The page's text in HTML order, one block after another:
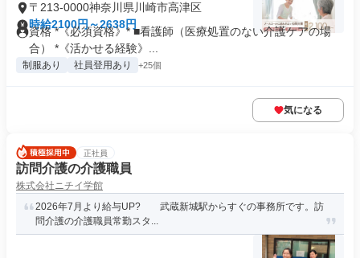
〒213-0000神奈川県川崎市高津区
時給2100円～2638円
資格 *《必須資格》* ■看護師（医療処置のない介護ケアの場
合） *《活かせる経験》...
制服あり 社員登用あり +25個
気になる
正社員
訪問介護の介護職員
株式会社ニチイ学館
2026年7月より給与UP? 武蔵新城駅からすぐの事務所です。訪
問介護の介護職員常勤スタ...